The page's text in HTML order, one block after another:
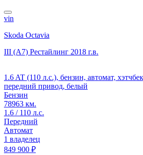
vin
Skoda Octavia
III (A7) Рестайлинг 2018 г.в.
1.6 AT (110 л.с.), бензин, автомат,
передний привод, белый
Бензин
78963 км.
1.6 / 110 л.с.
Передний
Автомат
1 владелец
849 900 ₽